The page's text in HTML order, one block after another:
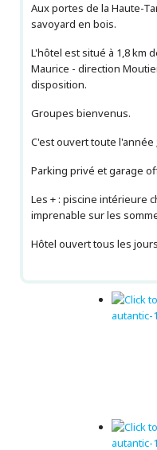
Aux portes de la Haute-
savoyard en bois.
L'hôtel est situé à 1,8 km
Maurice - direction
disposition.
Groupes bienvenus.
C'est ouvert toute l'année ;
Parking privé et garage
Les + : piscine intérieure
imprenable sur les
Hôtel ouvert tous les